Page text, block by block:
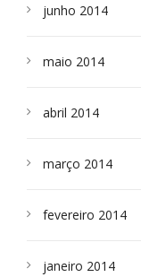
junho 2014
maio 2014
abril 2014
março 2014
fevereiro 2014
janeiro 2014